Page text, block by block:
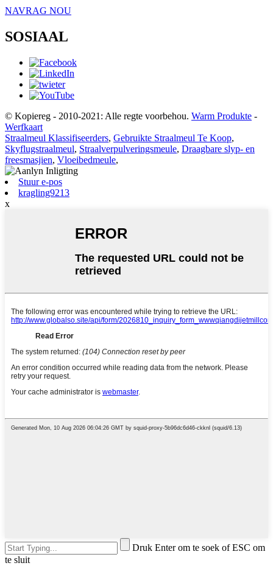
NAVRAG NOU
SOSIAAL
© Kopiereg - 2010-2021: Alle regte voorbehou. Warm Produkte -
Werfkaart
Straalmeul Klassifiseerders, Gebruikte Straalmeul Te Koop,
Skyflugstraalmeul, Straalverpulveringsmeule, Draagbare slyp- en
freesmasjien, Vloeibedmeule,
Stuur e-pos
kragling9213
x
Druk Enter om te soek of ESC om
te sluit